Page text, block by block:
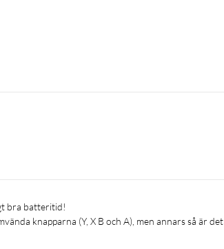
knapparna (Y, X B och A), men annars så är det